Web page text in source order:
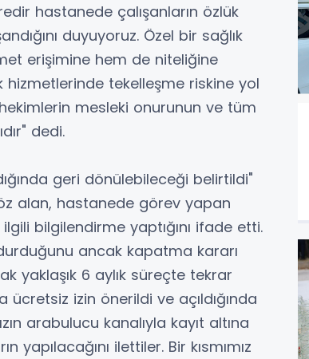
hastanede çalışanların özlük
duyuyoruz. Özel bir sağlık
erişimine hem de niteliğine
hizmetlerinde tekelleşme riskine yol
mesleki onurunun ve tüm
dedi.
geri dönülebileceği belirtildi"
alan, hastanede görev yapan
bilgilendirme yaptığını ifade etti.
ancak kapatma kararı
yaklaşık 6 aylık süreçte tekrar
izin önerildi ve açıldığında
arabulucu kanalıyla kayıt altına
yapılacağını ilettiler. Bir kısmımız